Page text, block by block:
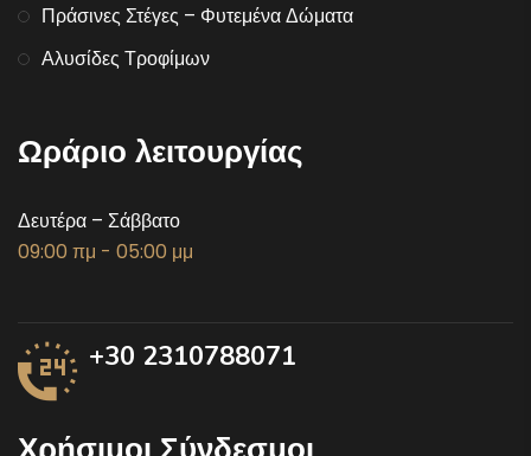
Πράσινες Στέγες – Φυτεμένα Δώματα
Αλυσίδες Τροφίμων
Ωράριο λειτουργίας
Δευτέρα – Σάββατο
09:00 πμ - 05:00 μμ
+30 2310788071